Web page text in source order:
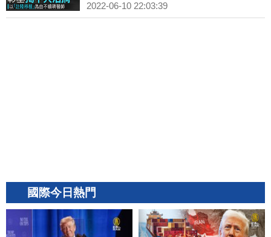
2022-06-10 22:03:39
國際今日熱門